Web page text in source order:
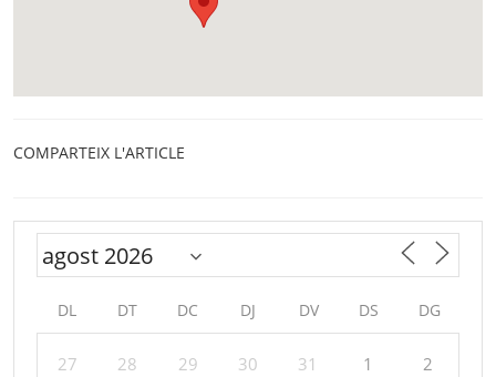
COMPARTEIX L'ARTICLE
DL DT DC DJ DV DS DG
27 28 29 30 31 1 2